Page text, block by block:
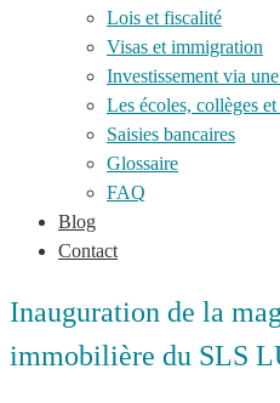
Lois et fiscalité
Visas et immigration
Investissement via
Les écoles, collèges
Saisies bancaires
Glossaire
FAQ
Blog
Contact
Inauguration de la
immobilière du SLS